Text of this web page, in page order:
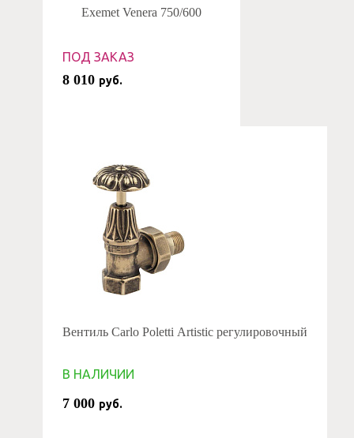
Exemet Venera 750/600
ПОД ЗАКАЗ
8 010 руб.
Вентиль Carlo Poletti Artistic регулировочный
В НАЛИЧИИ
7 000 руб.